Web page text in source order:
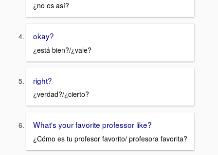
¿no es así?
okay?
¿está bien?/¿vale?
right?
¿verdad?/¿cierto?
What's your favorite professor like?
¿Cómo es tu profesor favorito/ profesora favorita?